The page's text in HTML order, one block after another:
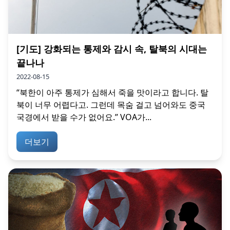
[기도] 강화되는 통제와 감시 속, 탈북의 시대는
끝나나
2022-08-15
“북한이 아주 통제가 심해서 죽을 맛이라고 합니다. 탈
북이 너무 어렵다고. 그런데 목숨 걸고 넘어와도 중국
국경에서 받을 수가 없어요.” VOA가...
더보기